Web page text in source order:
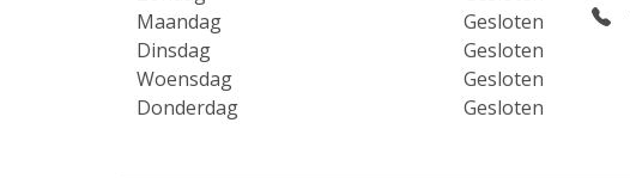
Maandag
Gesloten
Dinsdag
Gesloten
Woensdag
Gesloten
Donderdag
Gesloten